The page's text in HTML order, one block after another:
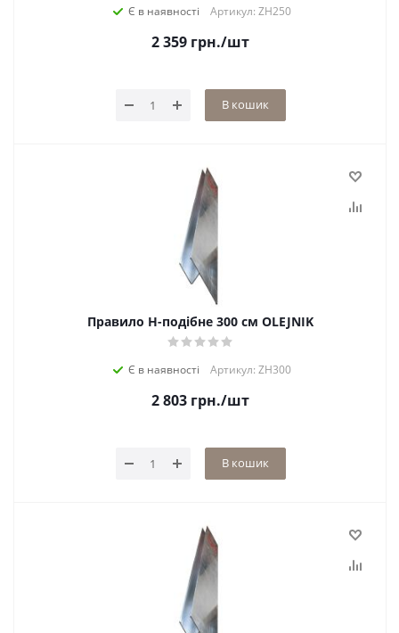
Є в наявності Артикул: ZH250
2 359 грн./шт
В кошик
Правило H-подібне 300 см OLEJNIK
Є в наявності Артикул: ZH300
2 803 грн./шт
В кошик